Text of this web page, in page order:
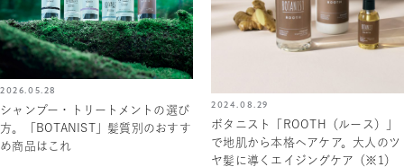
2026.05.28
シャンプー・トリートメントの選び
方。「BOTANIST」髪質別のおすす
め商品はこれ
2024.08.29
ボタニスト「ROOTH（ルース）」
で地肌から本格ヘアケア。大人のツ
ヤ髪に導くエイジングケア（※1）